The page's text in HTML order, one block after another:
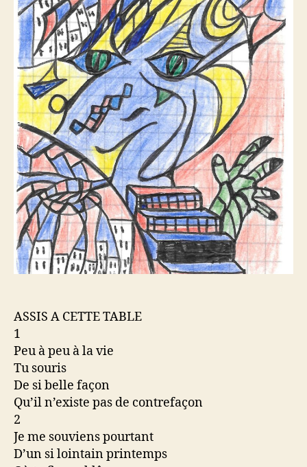
ASSIS A CETTE TABLE
1
Peu à peu à la vie
Tu souris
De si belle façon
Qu’il n’existe pas de contrefaçon
2
Je me souviens pourtant
D’un si lointain printemps